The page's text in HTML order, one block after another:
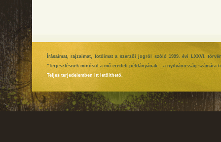
Írásaimat, rajzaimat, fotóimat a szerzői jogról szóló 1999. évi LXXVI.
"Terjesztésnek minősül a mű eredeti példányának... a nyilvánosság
Teljes terjedelemben itt letölthető.